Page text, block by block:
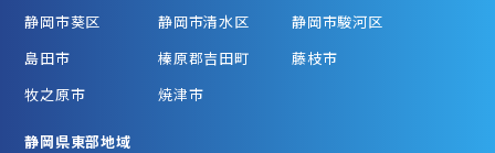
静岡市葵区
静岡市清水区
静岡市駿河区
島田市
榛原郡吉田町
藤枝市
牧之原市
焼津市
静岡県東部地域